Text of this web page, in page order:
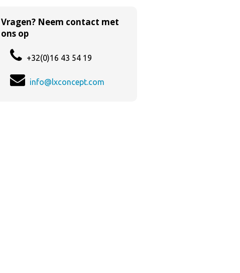
Vragen? Neem contact met
ons op
+32(0)16 43 54 19
info@lxconcept.com